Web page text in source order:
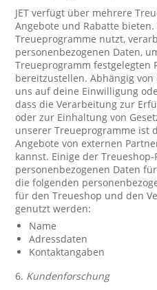
JET verfügt über mehrere
Angebote und Rabatte
Treueprogramme nutzt,
personenbezogenen Daten,
Treueprogramm festgelegten
bereitzustellen. Abhängig
uns auf deine Einwilligung
dass die Verarbeitung zur
oder zur Einhaltung von
unserer Treueprogramme ist
Angebote von externen
kannst. Einige der
personenbezogenen Daten
die folgenden
für den Treueshop und den
genutzt werden:
Name
Adressdaten
Kontaktangaben
6. Kundenforschung